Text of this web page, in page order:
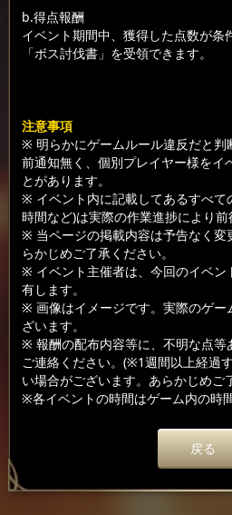
b.得点報酬
イベント期間中、獲得した点数が条
「ボス討伐書」を受領できます。
注意事項
※ 明らかにゲームルール違反だと判
前通知無く、個別プレイヤー様をイ
とがあります。
※ イベント内に記載してあるすべて
時間など)は実際の作業進捗により前
※ 当ページの掲載内容は予告なく変
らかじめご了承ください。
※ イベント主催者は、今回のイベン
有します。
※ 画像はイメージです。実際のゲー
ざいます。
※ 報酬の配布内容等に、不明な点等
ご連絡ください。(※1週間以上経過
い場合がございます。あらかじめご
※各イベントの時間はゲーム内の時
戻る